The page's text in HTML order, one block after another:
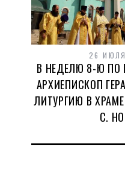
26
В НЕДЕЛЮ 8-Ю ПО
АРХИЕПИСКОП
ЛИТУРГИЮ В
С.